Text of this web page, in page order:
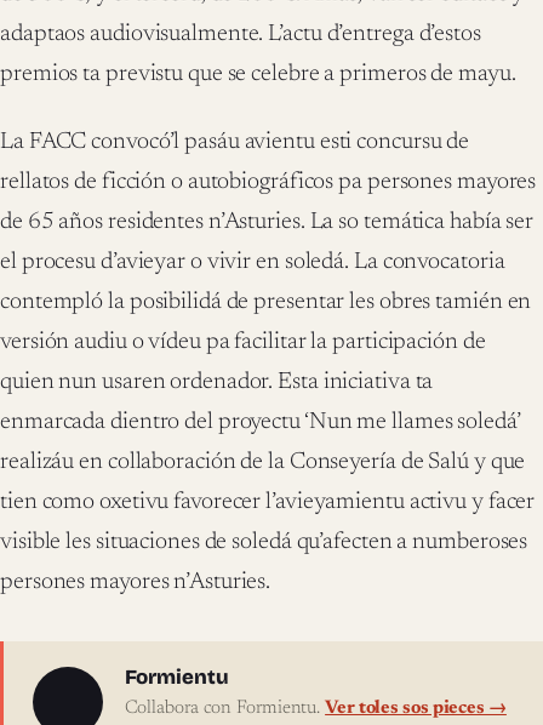
adaptaos audiovisualmente. L’actu d’entrega d’estos
premios ta previstu que se celebre a primeros de mayu.
La FACC convocó’l pasáu avientu esti concursu de
rellatos de ficción o autobiográficos pa persones mayores
de 65 años residentes n’Asturies. La so temática había ser
el procesu d’avieyar o vivir en soledá. La convocatoria
contempló la posibilidá de presentar les obres tamién en
versión audiu o vídeu pa facilitar la participación de
quien nun usaren ordenador. Esta iniciativa ta
enmarcada dientro del proyectu ‘Nun me llames soledá’
realizáu en collaboración de la Conseyería de Salú y que
tien como oxetivu favorecer l’avieyamientu activu y facer
visible les situaciones de soledá qu’afecten a numberoses
persones mayores n’Asturies.
Sobre l'autor
Formientu
Collabora con Formientu.Ver toles sos pieces →